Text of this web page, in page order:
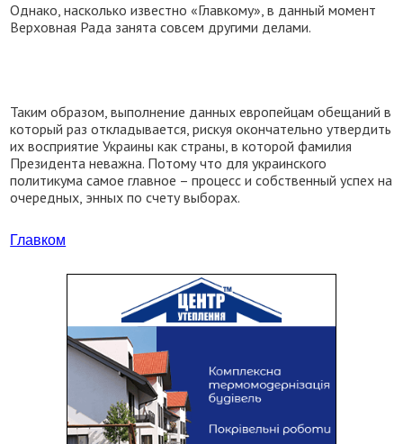
Однако, насколько известно «Главкому», в данный момент
Верховная Рада занята совсем другими делами.
Таким образом, выполнение данных европейцам обещаний в
который раз откладывается, рискуя окончательно утвердить
их восприятие Украины как страны, в которой фамилия
Президента неважна. Потому что для украинского
политикума самое главное – процесс и собственный успех на
очередных, энных по счету выборах.
Главком